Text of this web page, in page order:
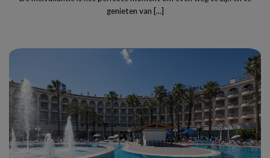
genieten van [...]